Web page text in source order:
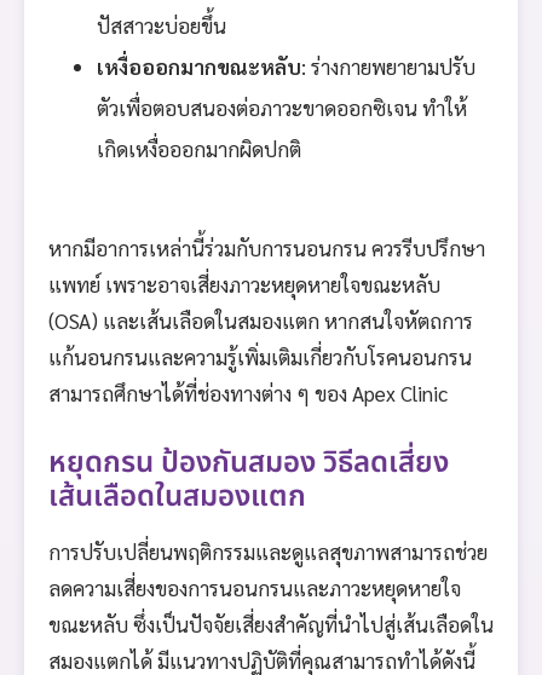
ปัสสาวะบ่อยขึ้น
เหงื่อออกมากขณะหลับ: ร่างกายพยายามปรับ
ตัวเพื่อตอบสนองต่อภาวะขาดออกซิเจน ทำให้
เกิดเหงื่อออกมากผิดปกติ
หากมีอาการเหล่านี้ร่วมกับการนอนกรน ควรรีบปรึกษา
แพทย์ เพราะอาจเสี่ยงภาวะหยุดหายใจขณะหลับ
(OSA) และเส้นเลือดในสมองแตก หากสนใจหัตถการ
แก้นอนกรนและความรู้เพิ่มเติมเกี่ยวกับโรคนอนกรน
สามารถศึกษาได้ที่ช่องทางต่าง ๆ ของ Apex Clinic
หยุดกรน ป้องกันสมอง วิธีลดเสี่ยง
เส้นเลือดในสมองแตก
การปรับเปลี่ยนพฤติกรรมและดูแลสุขภาพสามารถช่วย
ลดความเสี่ยงของการนอนกรนและภาวะหยุดหายใจ
ขณะหลับ ซึ่งเป็นปัจจัยเสี่ยงสำคัญที่นำไปสู่เส้นเลือดใน
สมองแตกได้ มีแนวทางปฏิบัติที่คุณสามารถทำได้ดังนี้